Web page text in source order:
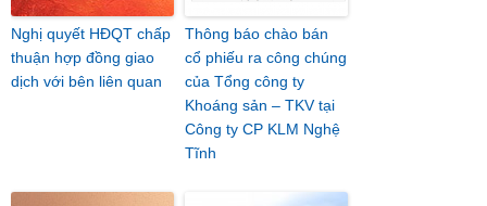
Nghị quyết HĐQT chấp
thuận hợp đồng giao
dịch với bên liên quan
Thông báo chào bán
cổ phiếu ra công chúng
của Tổng công ty
Khoáng sản – TKV tại
Công ty CP KLM Nghệ
Tĩnh